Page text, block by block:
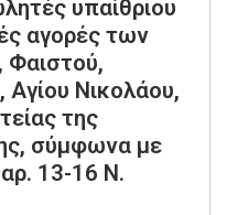
υπαίθριου
αγορές των
Φαιστού,
Νικολάου,
της
σύμφωνα με
αρ. 13-16 Ν.